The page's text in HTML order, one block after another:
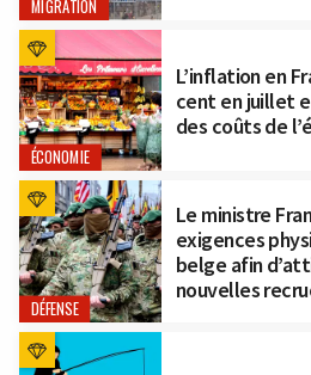
MIGRATION
ÉCONOMIE
L’inflation en
cent en juillet
des coûts de
DÉFENSE
Le ministre
exigences
belge afin
nouvelles